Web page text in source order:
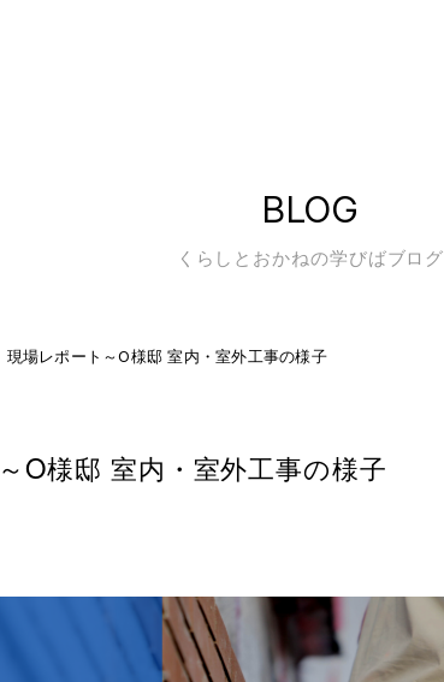
BLOG
くらしとおかねの学びばブログ
現場レポート～O様邸 室内・室外工事の様子
O様邸 室内・室外工事の様子